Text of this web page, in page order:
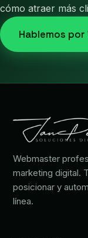
cómo atraer más
Hablemos
Webmaster
marketing digital.
posicionar y
línea.